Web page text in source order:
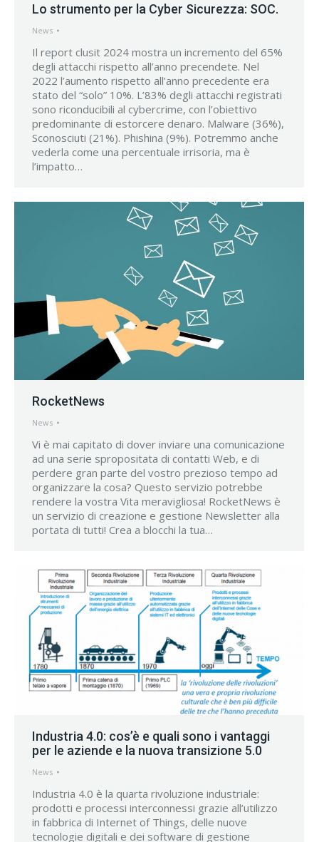
Lo strumento per la Cyber Sicurezza: SOC.
News
Il report clusit 2024 mostra un incremento del 65%
degli attacchi rispetto all’anno precendete. Nel
2022 l’aumento rispetto all’anno precedente era
stato del “solo” 10%. L’83% degli attacchi registrati
sono riconducibili al cybercrime, con l’obiettivo
predominante di estorcere denaro. Malware (36%),
Sconosciuti (21%). Phishina (9%). Potremmo anche
vederla come una percentuale irrisoria, ma è
l’impatto…
RocketNews
News
Vi è mai capitato di dover inviare una comunicazione
ad una serie spropositata di contatti Web, e di
perdere gran parte del vostro prezioso tempo ad
organizzare la cosa? Questo servizio potrebbe
rendere la vostra Vita meravigliosa! RocketNews è
un servizio di creazione e gestione Newsletter alla
portata di tutti! Crea a blocchi la tua…
Industria 4.0: cos’è e quali sono i vantaggi
per le aziende e la nuova transizione 5.0
News
Industria 4.0 è la quarta rivoluzione industriale:
prodotti e processi interconnessi grazie all’utilizzo
in fabbrica di Internet of Things, delle nuove
tecnologie digitali e dei software di gestione